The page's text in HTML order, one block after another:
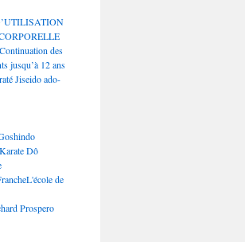
des
jusqu’à 12 ans
Jiseido ado-
Dô
de
Prospero